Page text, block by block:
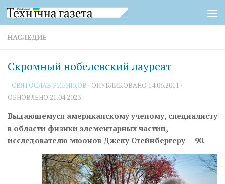
Перейти к содержимому
НАСЛЕДИЕ
Скромный нобелевский лауреат
- СВЯТОСЛАВ РИБНІКОВ · ОПУБЛИКОВАНО 14.06.2011 ·
ОБНОВЛЕНО 21.04.2023
Выдающемуся американскому ученому, специалисту
в области физики элементарных частиц,
исследователю мюонов Джеку Стейнбергеру — 90.